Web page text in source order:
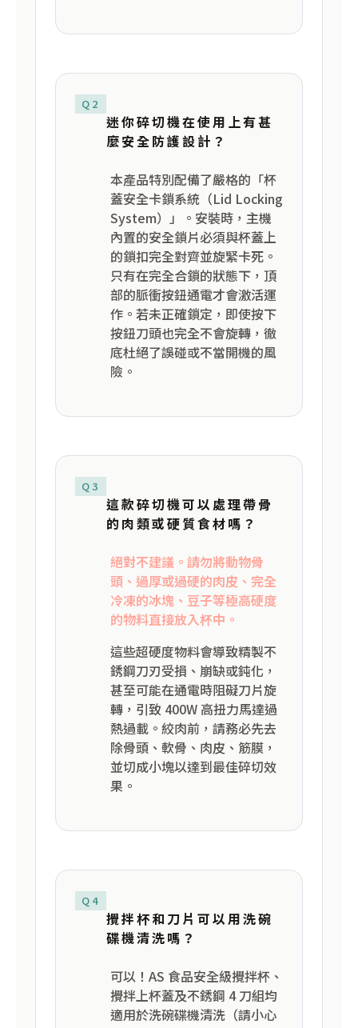
Q2
迷你碎切機在使用上有甚
麼安全防護設計？
本產品特別配備了嚴格的「杯
蓋安全卡鎖系統（Lid Locking
System）」。安裝時，主機
內置的安全鎖片必須與杯蓋上
的鎖扣完全對齊並旋緊卡死。
只有在完全合鎖的狀態下，頂
部的脈衝按鈕通電才會激活運
作。若未正確鎖定，即使按下
按鈕刀頭也完全不會旋轉，徹
底杜絕了誤碰或不當開機的風
險。
Q3
這款碎切機可以處理帶骨
的肉類或硬質食材嗎？
絕對不建議。請勿將動物骨
頭、過厚或過硬的肉皮、完全
冷凍的冰塊、豆子等極高硬度
的物料直接放入杯中。
這些超硬度物料會導致精製不
銹鋼刀刃受損、崩缺或鈍化，
甚至可能在通電時阻礙刀片旋
轉，引致 400W 高扭力馬達過
熱過載。絞肉前，請務必先去
除骨頭、軟骨、肉皮、筋膜，
並切成小塊以達到最佳碎切效
果。
Q4
攪拌杯和刀片可以用洗碗
碟機清洗嗎？
可以！AS 食品安全級攪拌杯、
攪拌上杯蓋及不銹鋼 4 刀組均
適用於洗碗碟機清洗（請小心